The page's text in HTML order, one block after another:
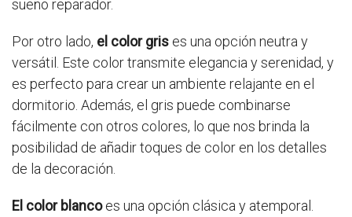
sueño reparador.
Por otro lado, el color gris es una opción neutra y
versátil. Este color transmite elegancia y serenidad, y
es perfecto para crear un ambiente relajante en el
dormitorio. Además, el gris puede combinarse
fácilmente con otros colores, lo que nos brinda la
posibilidad de añadir toques de color en los detalles
de la decoración.
El color blancoes una opción clásica y atemporal.